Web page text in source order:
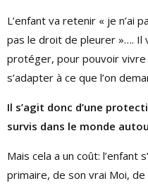
L’enfant va retenir « je n’ai
pas le droit de pleurer »…. Il
protéger, pour pouvoir
s’adapter à ce que l’on
Il s’agit donc d’une
survis dans le monde
Mais cela a un coût: l’enfant
primaire, de son vrai Moi,